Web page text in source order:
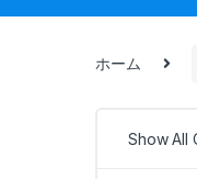
ホーム
Show All